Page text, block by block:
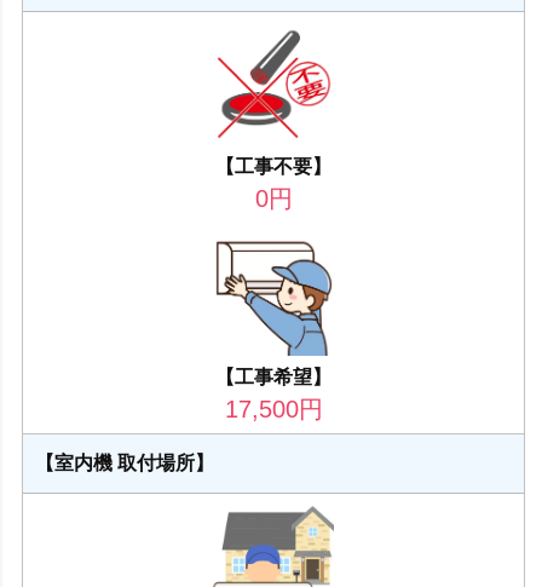
【工事不要】
0円
【工事希望】
17,500円
【室内機 取付場所】